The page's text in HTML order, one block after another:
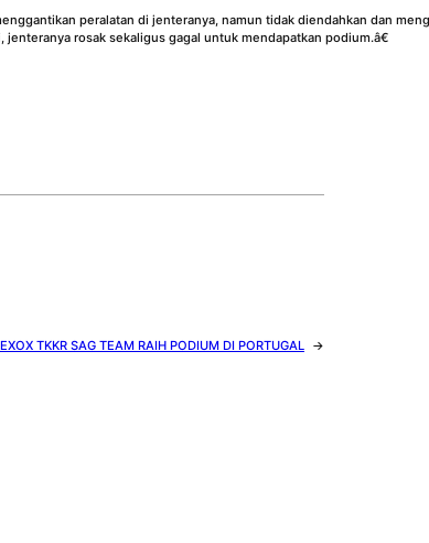
peralatan di jenteranya, namun tidak diendahkan dan
rosak sekaligus gagal untuk mendapatkan podium.â€
TKKR SAG TEAM RAIH PODIUM DI PORTUGAL →